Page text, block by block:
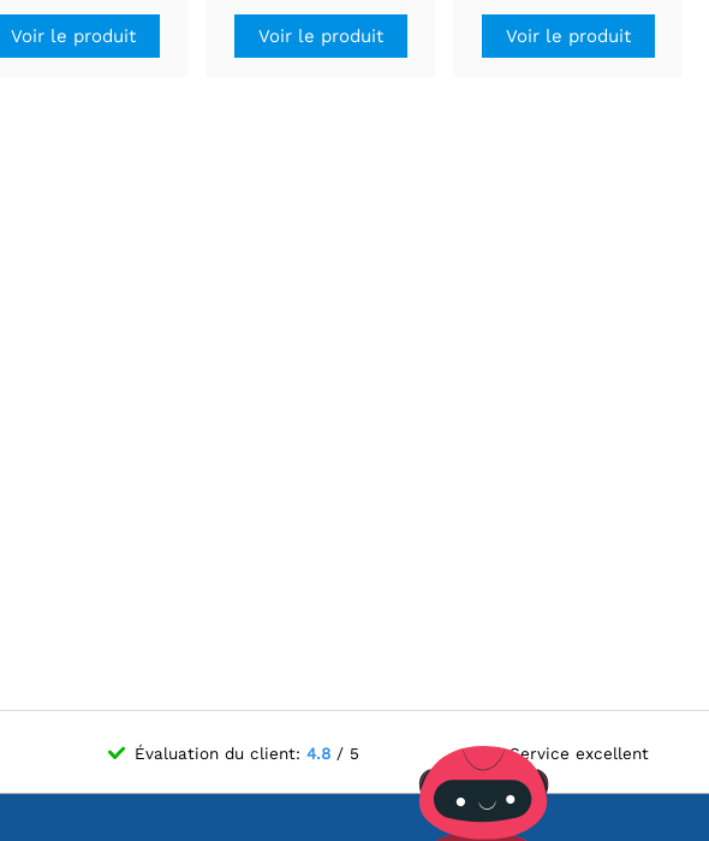
310x180x95cm
Voir le produit Voir le produit Voir le produit
Évaluation du client:4.8 / 5 Service excellent